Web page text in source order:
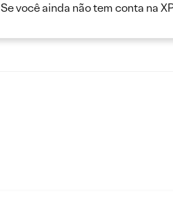
Se você ainda não tem conta na